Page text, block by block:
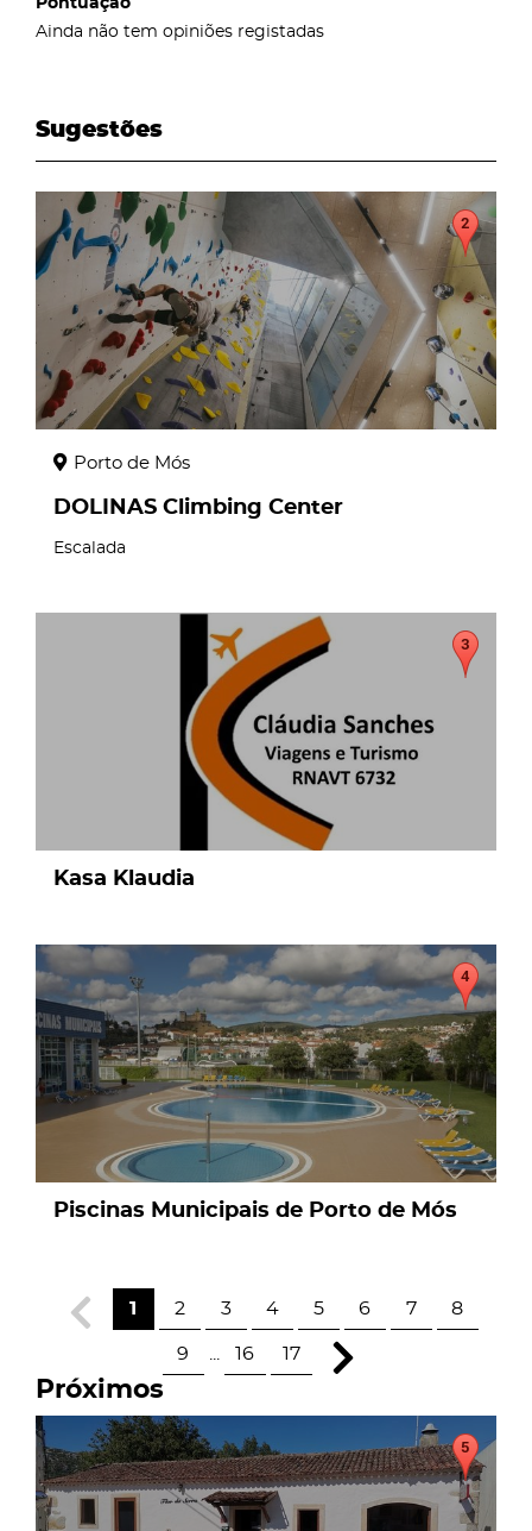
Ainda não tem opiniões registadas
Sugestões
page
Porto de Mós
DOLINAS Climbing Center
Escalada
Kasa Klaudia
page
Piscinas Municipais de Porto de Mós
1 2 3 4 5 6 7 8
9 16 17
Próximos
page